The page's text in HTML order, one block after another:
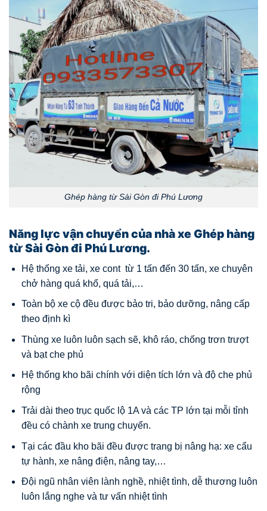
Ghép hàng từ Sài Gòn đi Phú Lương
Năng lực vận chuyển của nhà xe Ghép hàng
từ Sài Gòn đi Phú Lương.
Hệ thống xe tải, xe cont từ 1 tấn đến 30 tấn, xe chuyên
chở hàng quá khổ, quá tải,…
Toàn bộ xe cộ đều được bảo tri, bảo dưỡng, nâng cấp
theo định kì
Thùng xe luôn luôn sạch sẽ, khô ráo, chống trơn trượt
và bạt che phủ
Hệ thống kho bãi chính với diện tích lớn và độ che phủ
rộng
Trải dài theo trục quốc lộ 1A và các TP lớn tại mỗi tỉnh
đều có chành xe trung chuyển.
Tại các đầu kho bãi đều được trang bị nâng hạ: xe cẩu
tự hành, xe nâng điện, nâng tay,…
Đội ngũ nhân viên lành nghề, nhiệt tình, dễ thương luôn
luôn lắng nghe và tư vấn nhiệt tình